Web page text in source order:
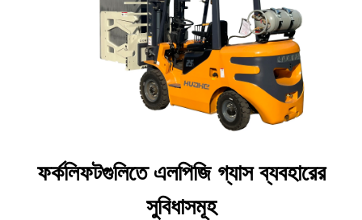
ফর্কলিফটগুলিতে এলপিজি গ্যাস ব্যবহারের
সুবিধাসমূহ